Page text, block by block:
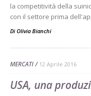
la competitività della
con il settore prima
Di Olivia Bianchi -
MERCATI 12 Aprile 2016
USA, una